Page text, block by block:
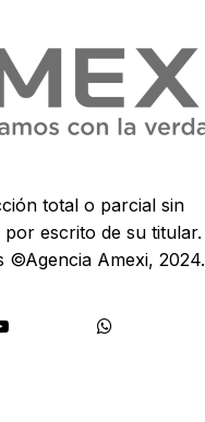
total o parcial sin
escrito de su titular.
©Agencia Amexi, 2024.